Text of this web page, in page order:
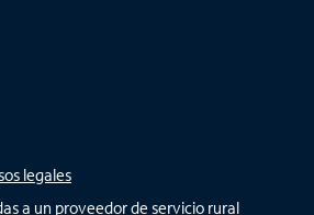
legales
a un proveedor de servicio rural